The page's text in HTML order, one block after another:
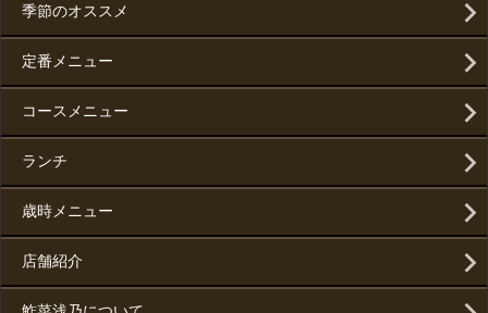
季節のオススメ
定番メニュー
コースメニュー
ランチ
歳時メニュー
店舗紹介